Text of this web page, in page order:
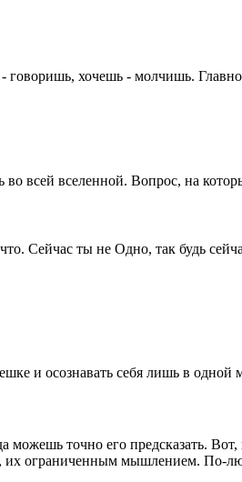
хочешь - молчишь.
всей вселенной. Вопрос, на
Сейчас ты не Одно, так будь
и осознавать себя лишь в одной
можешь точно его предсказать.
их ограниченным мышлением. По-